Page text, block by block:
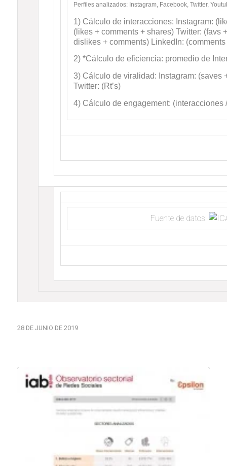
Perfiles analizados: Instagram, Facebook, Twitter,
1) Cálculo de interacciones: Instagram:
(likes + comments + shares) Twitter: (favs
dislikes + comments) LinkedIn:
2) *Cálculo de eficiencia: promedio de
3) Cálculo de viralidad: Instagram: (saves
Twitter: (Rt’s)
4) Cálculo de engagement: (interacciones
Fuente de datos:
28 DE JUNIO DE 2019